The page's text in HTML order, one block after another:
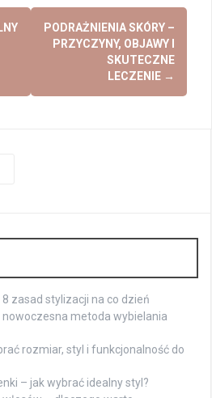
PODRAŻNIENIA SKÓRY –
PRZYCZYNY, OBJAWY I
SKUTECZNE
LECZENIE →
zasad stylizacji na co dzień
metoda wybielania
rozmiar, styl i funkcjonalność do
– jak wybrać idealny styl?